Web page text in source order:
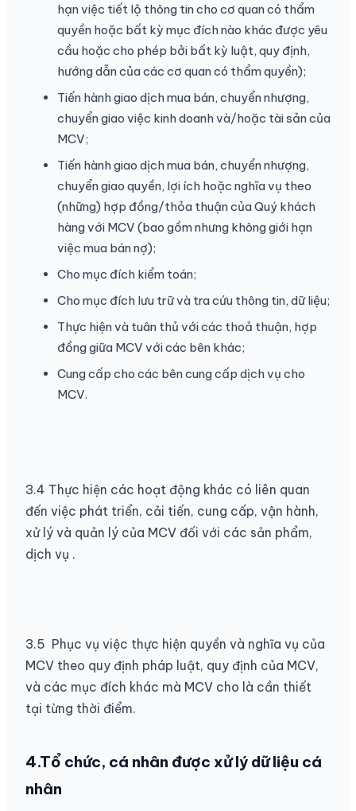
hạn việc tiết lộ thông tin cho cơ quan có thẩm
quyền hoặc bất kỳ mục đích nào khác được yêu
cầu hoặc cho phép bởi bất kỳ luật, quy định,
hướng dẫn của các cơ quan có thẩm quyền);
Tiến hành giao dịch mua bán, chuyển nhượng,
chuyển giao việc kinh doanh và/hoặc tài sản của
MCV;
Tiến hành giao dịch mua bán, chuyển nhượng,
chuyển giao quyền, lợi ích hoặc nghĩa vụ theo
(những) hợp đồng/thỏa thuận của Quý khách
hàng với MCV (bao gồm nhưng không giới hạn
việc mua bán nợ);
Cho mục đích kiểm toán;
Cho mục đích lưu trữ và tra cứu thông tin, dữ liệu;
Thực hiện và tuân thủ với các thoả thuận, hợp
đồng giữa MCV với các bên khác;
Cung cấp cho các bên cung cấp dịch vụ cho
MCV.
3.4 Thực hiện các hoạt động khác có liên quan
đến việc phát triển, cải tiến, cung cấp, vận hành,
xử lý và quản lý của MCV đối với các sản phẩm,
dịch vụ .
3.5 Phục vụ việc thực hiện quyền và nghĩa vụ của
MCV theo quy định pháp luật, quy định của MCV,
và các mục đích khác mà MCV cho là cần thiết
tại từng thời điểm.
4.Tổ chức, cá nhân được xử lý dữ liệu cá
nhân